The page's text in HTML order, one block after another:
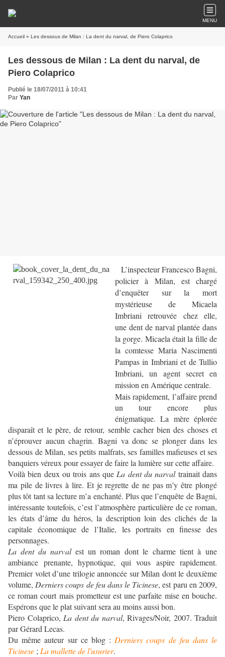
MENU
Accueil » Les dessous de Milan : La dent du narval, de Piero Colaprico
Les dessous de Milan : La dent du narval, de
Piero Colaprico
Publié le 18/07/2011 à 10:41
Par Yan
L’inspecteur Francesco Bagni,
policier à Milan, est chargé
d’enquêter sur la mort
mystérieuse de Micaela
Imbriani retrouvée chez elle,
une dent de narval plantée dans
la gorge. Micaela était la fille de
la comtesse Maria Nascimenti
Pampas in Imbriani et de Tullio
Imbriani, un agent secret en
mission en Amérique centrale.
Mais rapidement, l’affaire prend
un tour encore plus
énigmatique. La mère éplorée
disparaît et le père, de retour, semble cacher bien des choses et
n’éprouver aucun chagrin. Bagni va donc se plonger dans les
dessous de Milan, ses petits malfrats, ses familles mafieuses et ses
banquiers véreux pour essayer de faire la lumière sur cette affaire.
Voilà bien deux ou trois ans que La dent du narvaltrainait dans
ma pile de livres à lire. Et je regrette de ne pas m’y être plongé
plus tôt tant sa lecture m’a enchanté. Plus que l’enquête de Bagni,
intéressante toutefois, c’est l’atmosphère particulière de ce roman,
les états d’âme du héros, la description loin des clichés de la
capitale économique de l’Italie, les portraits en finesse des
personnages.
La dent du narvalest un roman dont le charme tient à une
ambiance prenante, hypnotique, qui vous aspire rapidement.
Premier volet d’une trilogie annoncée sur Milan dont le deuxième
volume, Derniers coups de feu dans le Ticinese, est paru en 2009,
ce roman court mais prometteur est une parfaite mise en bouche.
Espérons que le plat suivant sera au moins aussi bon.
Piero Colaprico, La dent du narval, Rivages/Noir, 2007. Traduit
par Gérard Lecas.
Du même auteur sur ce blog : Derniers coups de feu dans le
Ticinese ; La mallette de l'usurier.